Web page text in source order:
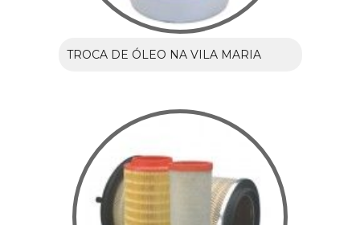
TROCA DE ÓLEO NA VILA MARIA